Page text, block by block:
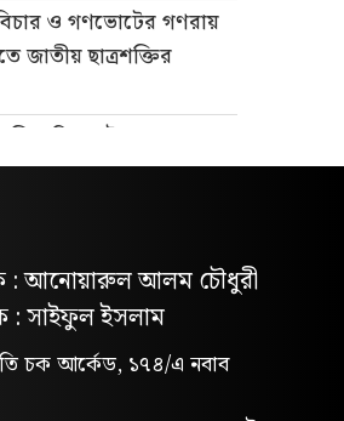
ও গণভোটের গণরায়
জাতীয় ছাত্রশক্তির
রিকশাই পাবে
লাইসেন্স
বাগান ধ্বংস: পাহাড়ি
দাবিতে পিসিসিপির
: আনোয়ারুল আলম চৌধুরী
: সাইফুল ইসলাম
চক আর্কেড, ১৭৪/এ নবাব